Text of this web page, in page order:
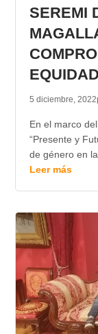
SEREMI
5 diciembre, 2022
En el marco
“Presente y
de género en
Leer más